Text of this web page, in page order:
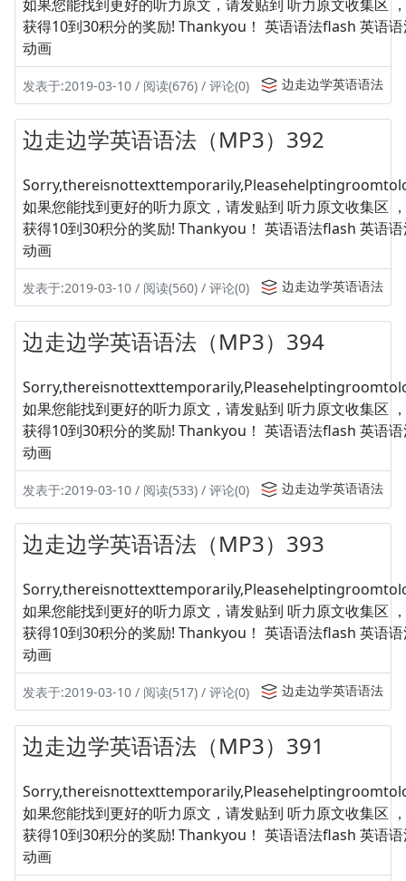
如果您能找到更好的听力原文，请发贴到 听力原文收集区
获得10到30积分的奖励! Thankyou！ 英语语法flash 英语
动画
发表于:2019-03-10 / 阅读(676) / 评论(0) 边走边学英语语法
边走边学英语语法（MP3）392
如果您能找到更好的听力原文，请发贴到 听力原文收集区
获得10到30积分的奖励! Thankyou！ 英语语法flash 英语
动画
发表于:2019-03-10 / 阅读(560) / 评论(0) 边走边学英语语法
边走边学英语语法（MP3）394
如果您能找到更好的听力原文，请发贴到 听力原文收集区
获得10到30积分的奖励! Thankyou！ 英语语法flash 英语
动画
发表于:2019-03-10 / 阅读(533) / 评论(0) 边走边学英语语法
边走边学英语语法（MP3）393
如果您能找到更好的听力原文，请发贴到 听力原文收集区
获得10到30积分的奖励! Thankyou！ 英语语法flash 英语
动画
发表于:2019-03-10 / 阅读(517) / 评论(0) 边走边学英语语法
边走边学英语语法（MP3）391
如果您能找到更好的听力原文，请发贴到 听力原文收集区
获得10到30积分的奖励! Thankyou！ 英语语法flash 英语
动画